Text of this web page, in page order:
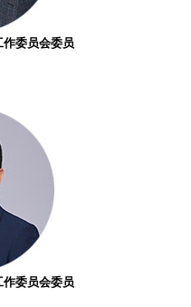
委员会委员
委员会委员